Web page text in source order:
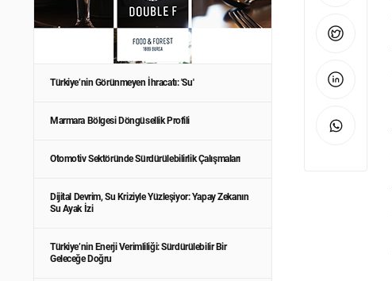
Türkiye’nin Görünmeyen İhracatı: 'Su'
Marmara Bölgesi Döngüsellik Profili
Otomotiv Sektöründe Sürdürülebilirlik Çalışmaları
Dijital Devrim, Su Kriziyle Yüzleşiyor: Yapay Zekanın
Su Ayak İzi
Türkiye’nin Enerji Verimliliği: Sürdürülebilir Bir
Geleceğe Doğru